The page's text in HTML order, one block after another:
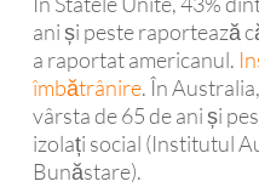
ani și peste raportează
a raportat americanul.
îmbătrânire. În
vârsta de 65 de ani și
izolați social (Institutul
Bunăstare).